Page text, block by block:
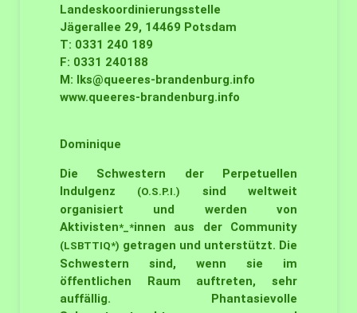
Landeskoordinierungsstelle
Jägerallee 29, 14469 Potsdam
T: 0331 240 189
F: 0331 240188
M: lks@queeres-brandenburg.info
www.queeres-brandenburg.info
Dominique
Die Schwestern der Perpetuellen
Indulgenz
(O.S.P.I.)
sind weltweit
organisiert und werden von
Aktivisten*_*innen aus der Community
(LSBTTIQ*) getragen und unterstützt. Die
Schwestern sind, wenn sie im
öffentlichen Raum auftreten, sehr
auffällig. Phantasievolle